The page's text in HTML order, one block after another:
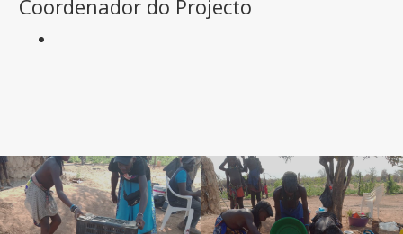
Coordenador do Projecto